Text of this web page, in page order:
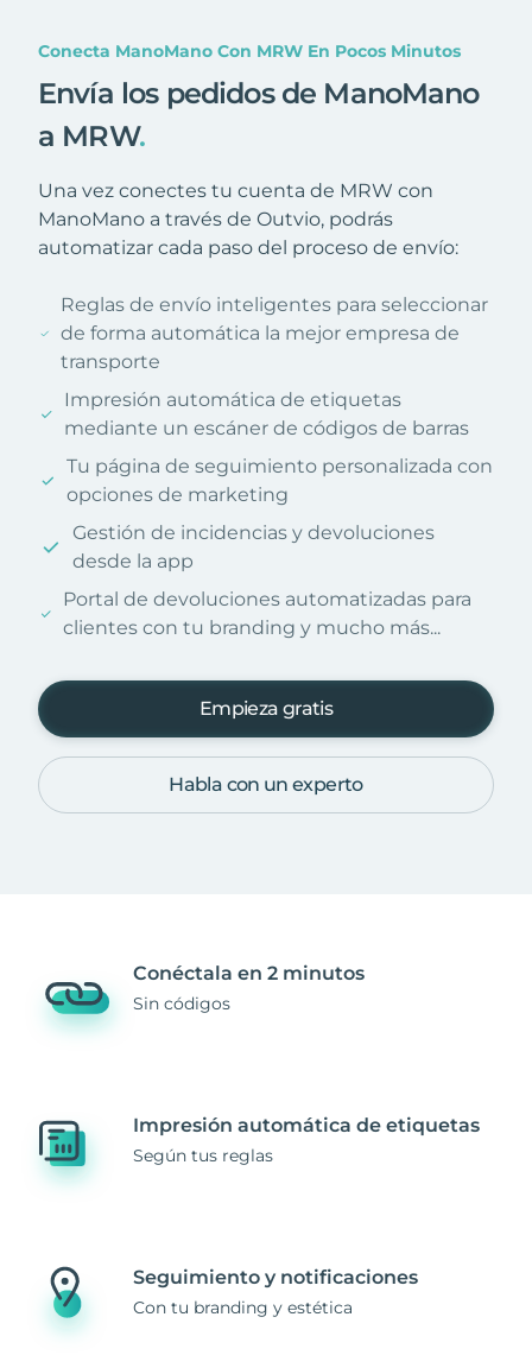
Conecta ManoMano Con MRW En Pocos Minutos
Envía los pedidos de ManoMano
a MRW.
Una vez conectes tu cuenta de MRW con
ManoMano a través de Outvio, podrás
automatizar cada paso del proceso de envío:
Reglas de envío inteligentes para seleccionar
de forma automática la mejor empresa de
transporte
Impresión automática de etiquetas
mediante un escáner de códigos de barras
Tu página de seguimiento personalizada con
opciones de marketing
Gestión de incidencias y devoluciones
desde la app
Portal de devoluciones automatizadas para
clientes con tu branding y mucho más...
Empieza gratis
Habla con un experto
Conéctala en 2 minutos
Sin códigos
Impresión automática de etiquetas
Según tus reglas
Seguimiento y notificaciones
Con tu branding y estética